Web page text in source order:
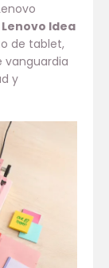
Lenovo Idea
de tablet,
vanguardia
y